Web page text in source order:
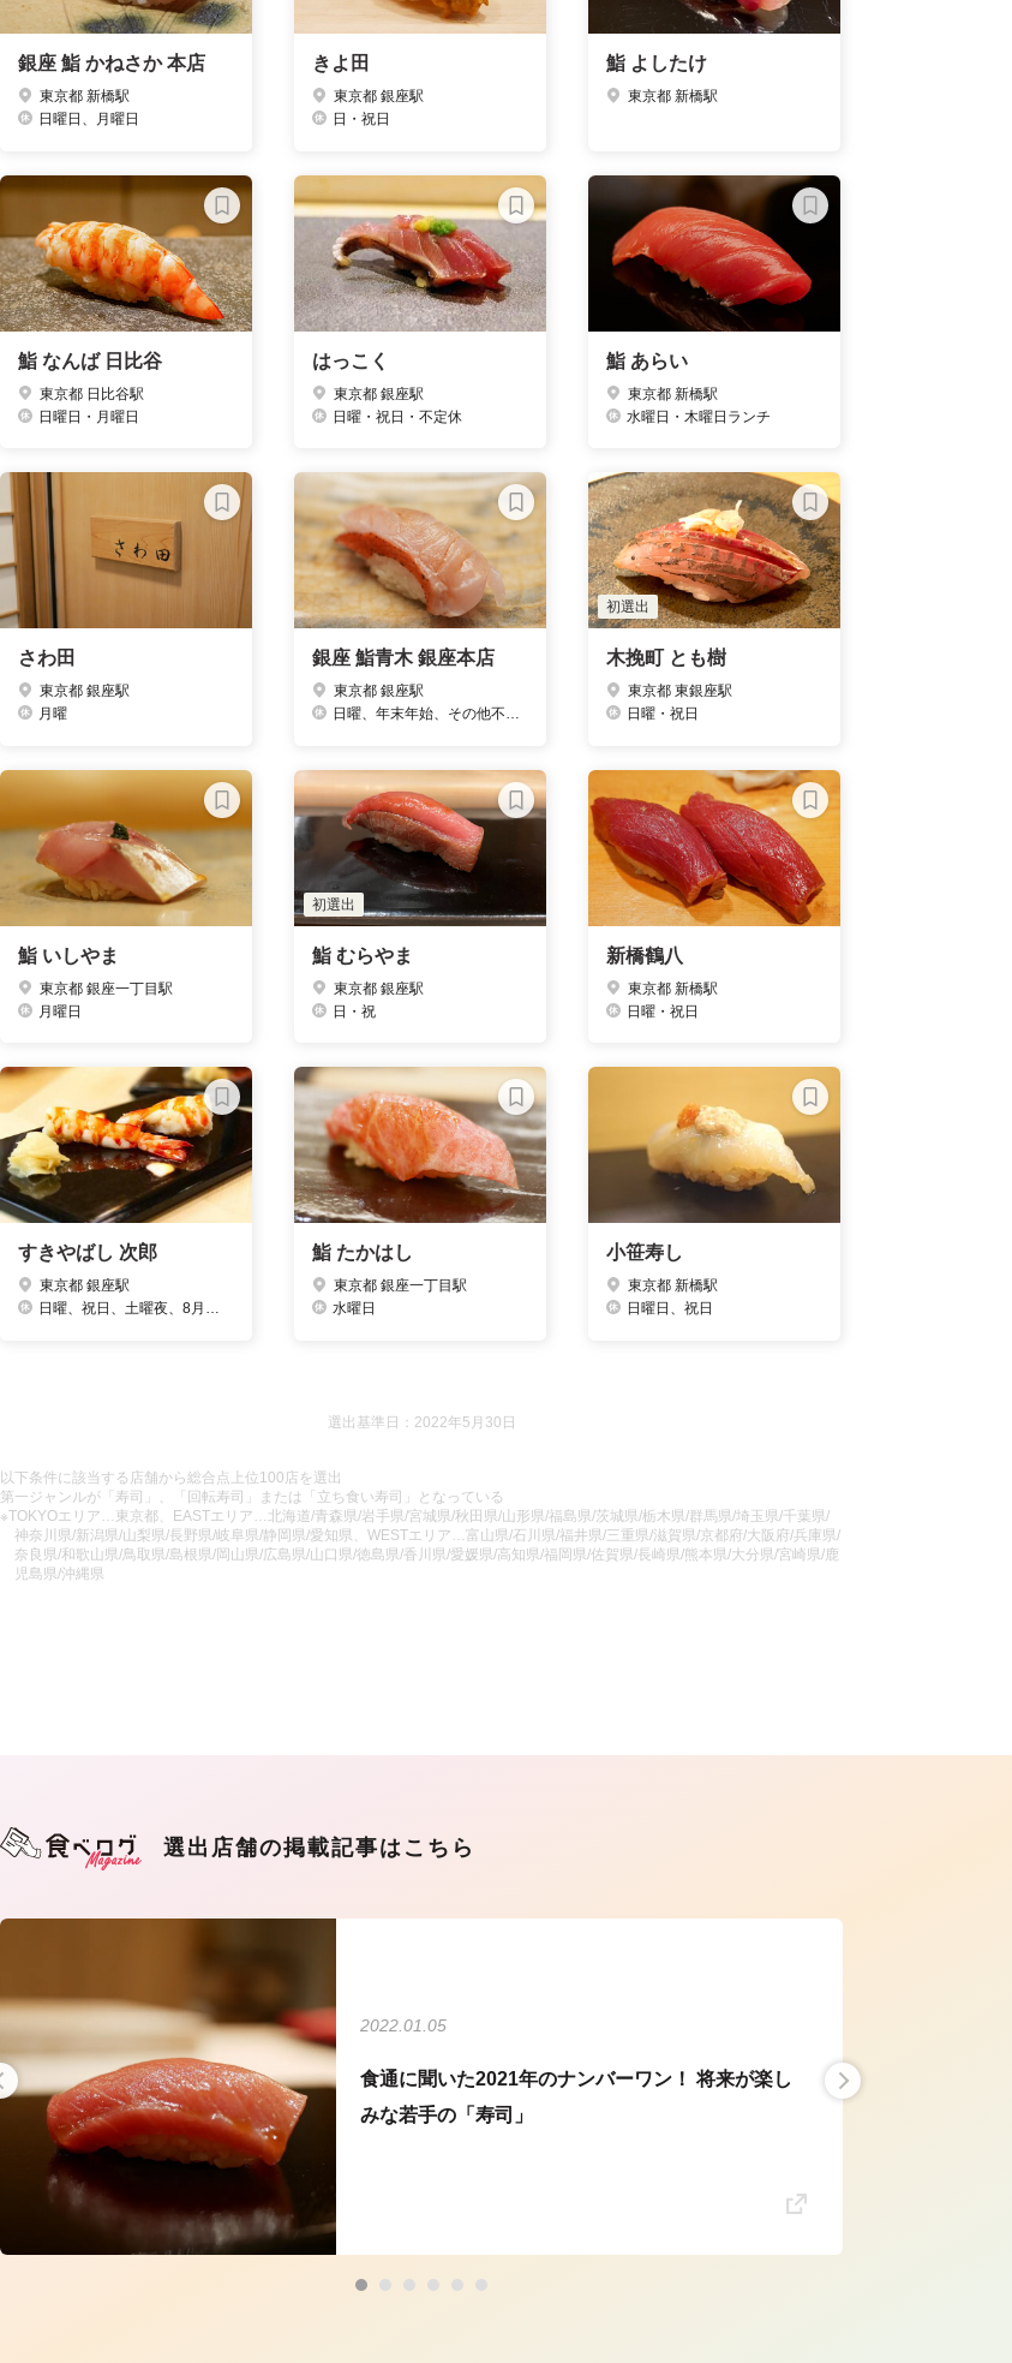
銀座 鮨 かねさか 本店
東京都 新橋駅
日曜日、月曜日
きよ田
東京都 銀座駅
日・祝日
鮨 よしたけ
東京都 新橋駅
鮨 なんば 日比谷
東京都 日比谷駅
日曜日・月曜日
はっこく
東京都 銀座駅
日曜・祝日・不定休
鮨 あらい
東京都 新橋駅
水曜日・木曜日ランチ
さわ田
東京都 銀座駅
月曜
銀座 鮨青木 銀座本店
東京都 銀座駅
日曜、年末年始、その他不定休
初選出
木挽町 とも樹
東京都 東銀座駅
日曜・祝日
鮨 いしやま
東京都 銀座一丁目駅
月曜日
初選出
鮨 むらやま
東京都 銀座駅
日・祝
新橋鶴八
東京都 新橋駅
日曜・祝日
すきやばし 次郎
東京都 銀座駅
日曜、祝日、土曜夜、8月中旬、年末年始
鮨 たかはし
東京都 銀座一丁目駅
水曜日
小笹寿し
東京都 新橋駅
日曜日、祝日
選出基準日：2022年5月30日
以下条件に該当する店舗から総合点上位100店を選出
第一ジャンルが「寿司」、「回転寿司」または「立ち食い寿司」となっている
※TOKYOエリア…東京都、EASTエリア…北海道/青森県/岩手県/宮城県/秋田県/山形県/福島県/茨城県/栃木県/群馬県/埼玉県/千葉県/
神奈川県/新潟県/山梨県/長野県/岐阜県/静岡県/愛知県、WESTエリア…富山県/石川県/福井県/三重県/滋賀県/京都府/大阪府/兵庫県/
奈良県/和歌山県/鳥取県/島根県/岡山県/広島県/山口県/徳島県/香川県/愛媛県/高知県/福岡県/佐賀県/長崎県/熊本県/大分県/宮崎県/鹿
児島県/沖縄県
選出店舗の掲載記事はこちら
2022.01.05
食通に聞いた2021年のナンバーワン！ 将来が楽し
みな若手の「寿司」